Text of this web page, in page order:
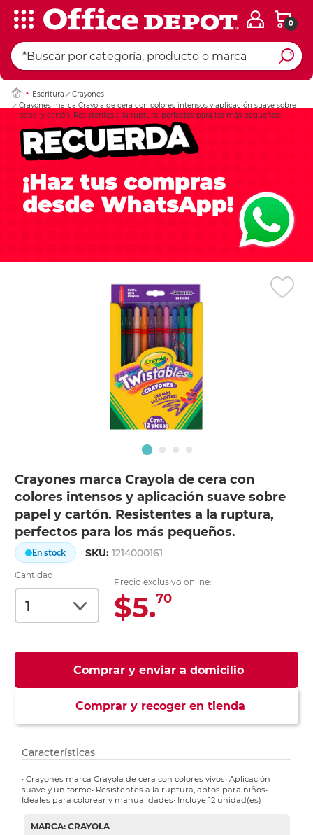
0
Escritura
Crayones
Crayones marca Crayola de cera con colores intensos y aplicación suave sobre
papel y cartón. Resistentes a la ruptura, perfectos para los más pequeños.
Crayones marca Crayola de cera con
colores intensos y aplicación suave sobre
papel y cartón. Resistentes a la ruptura,
perfectos para los más pequeños.
En stock SKU:1214000161
Cantidad
Precio exclusivo online:
$5.70
Comprar y enviar a domicilio
Comprar y recoger en tienda
Ingresar Codigo
Características
• Crayones marca Crayola de cera con colores vivos• Aplicación
suave y uniforme• Resistentes a la ruptura, aptos para niños•
Ideales para colorear y manualidades• Incluye 12 unidad(es)
MARCA: CRAYOLA